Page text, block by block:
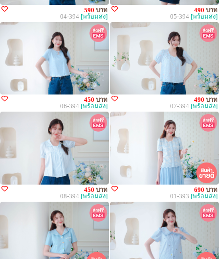
590 บาท
04-394 [พร้อมส่ง]
490 บาท
05-394 [พร้อมส่ง]
450 บาท
06-394 [พร้อมส่ง]
490 บาท
07-394 [พร้อมส่ง]
450 บาท
08-394 [พร้อมส่ง]
690 บาท
01-393 [พร้อมส่ง]